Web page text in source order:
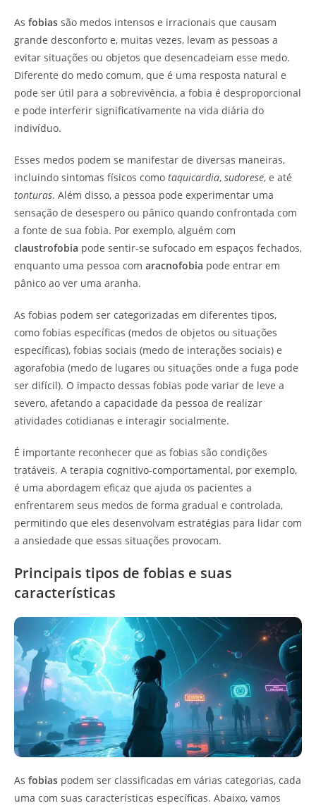
As fobias são medos intensos e irracionais que causam
grande desconforto e, muitas vezes, levam as pessoas a
evitar situações ou objetos que desencadeiam esse medo.
Diferente do medo comum, que é uma resposta natural e
pode ser útil para a sobrevivência, a fobia é desproporcional
e pode interferir significativamente na vida diária do
indivíduo.
Esses medos podem se manifestar de diversas maneiras,
incluindo sintomas físicos como taquicardia, sudorese, e até
tonturas. Além disso, a pessoa pode experimentar uma
sensação de desespero ou pânico quando confrontada com
a fonte de sua fobia. Por exemplo, alguém com
claustrofobia pode sentir-se sufocado em espaços fechados,
enquanto uma pessoa com aracnofobia pode entrar em
pânico ao ver uma aranha.
As fobias podem ser categorizadas em diferentes tipos,
como fobias específicas (medos de objetos ou situações
específicas), fobias sociais (medo de interações sociais) e
agorafobia (medo de lugares ou situações onde a fuga pode
ser difícil). O impacto dessas fobias pode variar de leve a
severo, afetando a capacidade da pessoa de realizar
atividades cotidianas e interagir socialmente.
É importante reconhecer que as fobias são condições
tratáveis. A terapia cognitivo-comportamental, por exemplo,
é uma abordagem eficaz que ajuda os pacientes a
enfrentarem seus medos de forma gradual e controlada,
permitindo que eles desenvolvam estratégias para lidar com
a ansiedade que essas situações provocam.
Principais tipos de fobias e suas
características
As fobias podem ser classificadas em várias categorias, cada
uma com suas características específicas. Abaixo, vamos